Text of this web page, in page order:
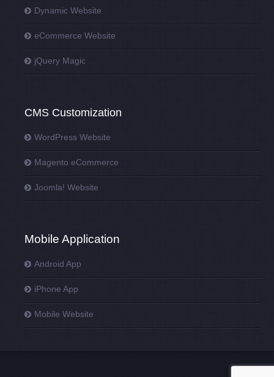
Dynamic Website
eCommerce Website
jQuery Magic
CMS Customization
WordPress Website
Magento eCommerce
Joomla! Website
Mobile Application
Android App
iPhone App
Mobile Website